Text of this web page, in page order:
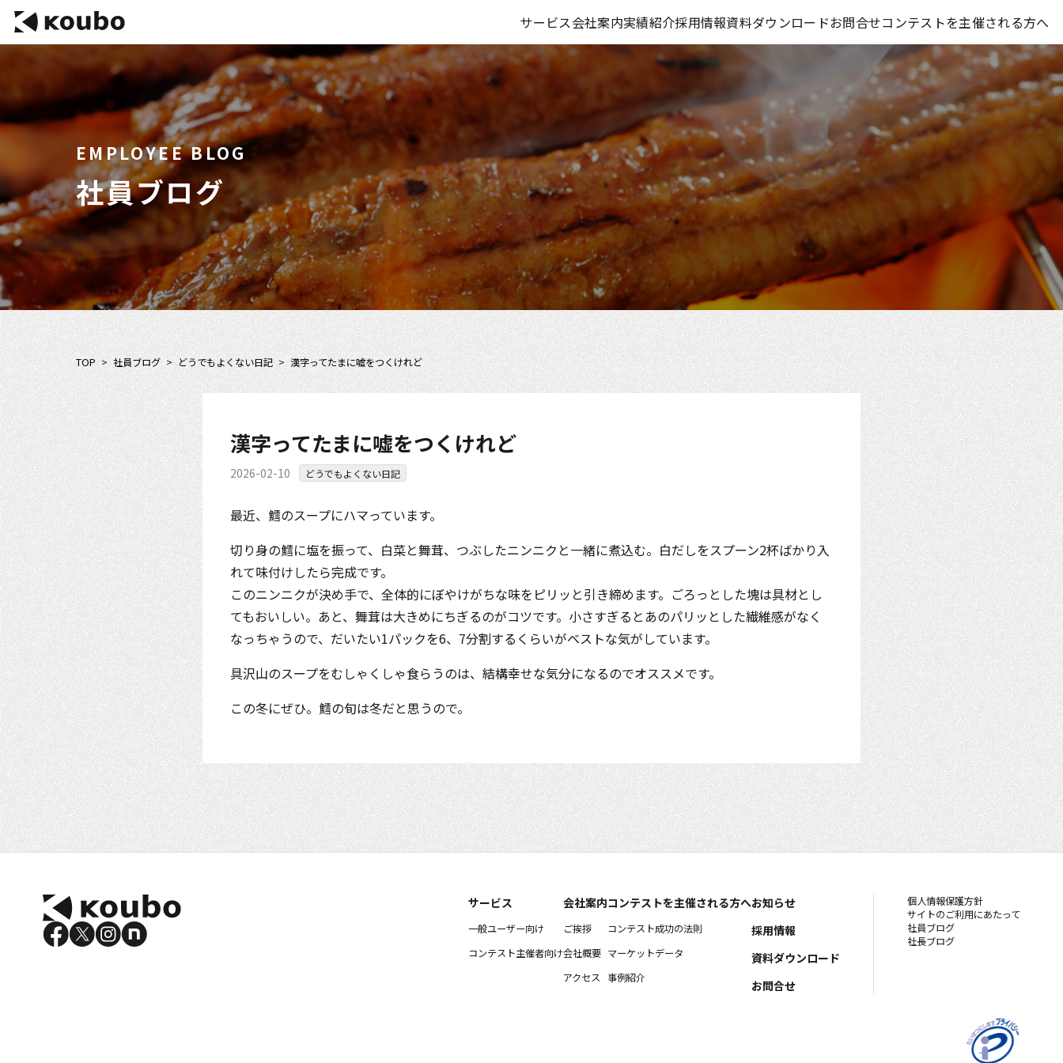
サービス会社案内実績紹介採用情報資料ダウンロードお問合せコンテストを主催される方へ
EMPLOYEE BLOG
社員ブログ
TOP > 社員ブログ > どうでもよくない日記 > 漢字ってたまに嘘をつくけれど
漢字ってたまに嘘をつくけれど
2026-02-10 どうでもよくない日記
最近、鱈のスープにハマっています。
切り身の鱈に塩を振って、白菜と舞茸、つぶしたニンニクと一緒に煮込む。白だしをスプーン2杯ばかり入
れて味付けしたら完成です。
このニンニクが決め手で、全体的にぼやけがちな味をピリッと引き締めます。ごろっとした塊は具材とし
てもおいしい。あと、舞茸は大きめにちぎるのがコツです。小さすぎるとあのパリッとした繊維感がなく
なっちゃうので、だいたい1パックを6、7分割するくらいがベストな気がしています。
具沢山のスープをむしゃくしゃ食らうのは、結構幸せな気分になるのでオススメです。
この冬にぜひ。鱈の旬は冬だと思うので。
サービス
一般ユーザー向け
コンテスト主催者向け
会社案内
ご挨拶
会社概要
アクセス
コンテストを主催される方へ
コンテスト成功の法則
マーケットデータ
事例紹介
お知らせ
採用情報
資料ダウンロード
お問合せ
個人情報保護方針
サイトのご利用にあたって
社員ブログ
社長ブログ